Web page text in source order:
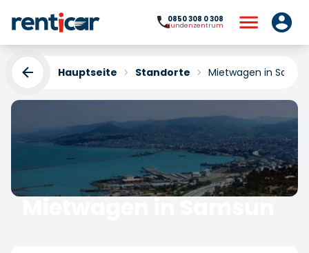
0850 308 0 308
Kundenzentrum
Hauptseite Standorte Mietwagen in
Mietwagen in Samsun